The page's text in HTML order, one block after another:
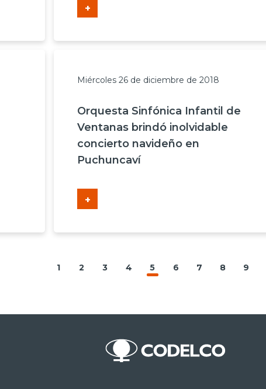
+
Miércoles 26 de diciembre de 2018
Orquesta Sinfónica Infantil de
Ventanas brindó inolvidable
concierto navideño en
Puchuncaví
+
1 2 3 4 5 6 7 8 9